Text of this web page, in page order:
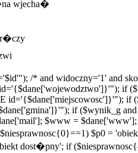
wjecha�
/* and widoczny='1' and
if
if
if ($wynik_g and
$www =
$p0 =
dost�pny'; if